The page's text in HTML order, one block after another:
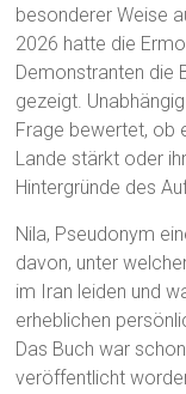
besonderer Weise
2026 hatte die
Demonstranten die
gezeigt.
Frage bewertet, ob
Lande stärkt oder
Hintergründe des
Nila, Pseudonym
davon, unter
im Iran leiden und
erheblichen
Das Buch war
veröffentlicht